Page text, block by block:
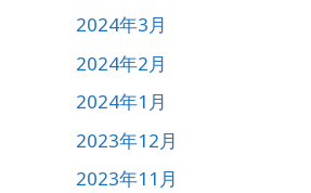
2024年3月
2024年2月
2024年1月
2023年12月
2023年11月